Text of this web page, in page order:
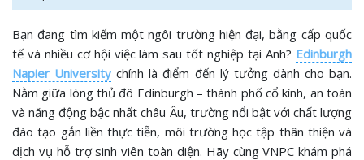
Bạn đang tìm kiếm một ngôi trường hiện đại, bằng cấp quốc
tế và nhiều cơ hội việc làm sau tốt nghiệp tại Anh? Edinburgh
Napier University chính là điểm đến lý tưởng dành cho bạn.
Nằm giữa lòng thủ đô Edinburgh – thành phố cổ kính, an toàn
và năng động bậc nhất châu Âu, trường nổi bật với chất lượng
đào tạo gắn liền thực tiễn, môi trường học tập thân thiện và
dịch vụ hỗ trợ sinh viên toàn diện. Hãy cùng VNPC khám phá